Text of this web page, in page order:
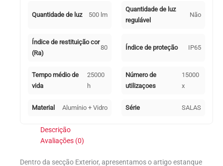
Quantidade de luz 500 lm
Quantidade de luz
regulável
Não
Índice de restituição cor
(Ra)
80 Índice de proteção IP65
Tempo médio de
vida
25000
h
Número de
utilizaçoes
15000
x
Material Alumínio + Vidro Série SALAS
Descrição
Avaliações (0)
Dentro da secção Exterior, apresentamos o artigo estanque